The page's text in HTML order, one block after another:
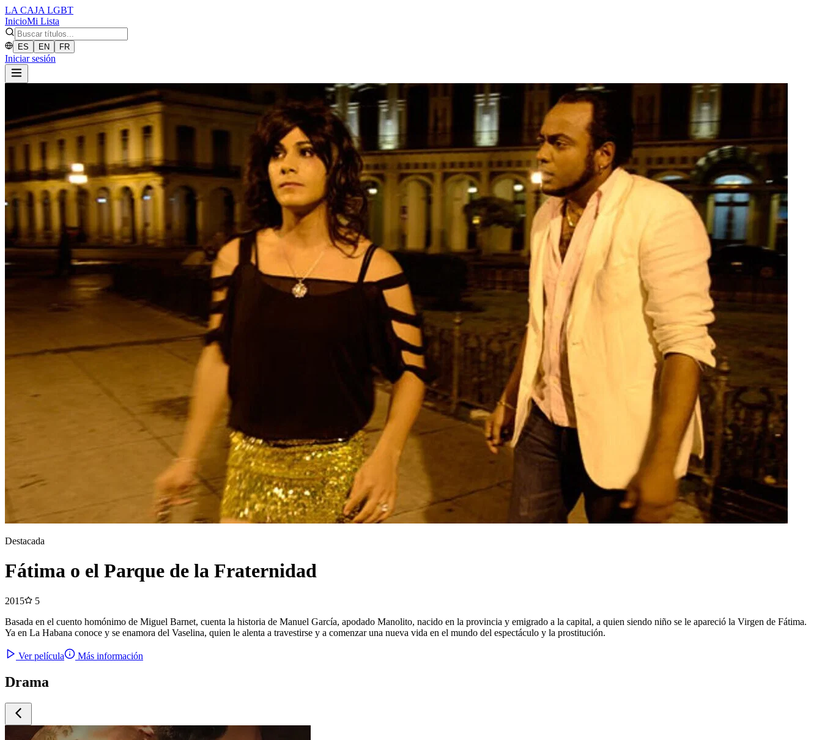
LA CAJA LGBT
InicioMi Lista
ES EN FR
Iniciar sesión
Destacada
Fátima o el Parque de la Fraternidad
2015
5
Basada en el cuento homónimo de Miguel Barnet, cuenta la historia de Manuel García, apodado Manolito, nacido en la provincia y emigrado a la capital, a quien siendo niño se le apareció la Virgen de Fátima.
Ya en La Habana conoce y se enamora del Vaselina, quien le alenta a travestirse y a comenzar una nueva vida en el mundo del espectáculo y la prostitución.
Ver película Más información
Drama